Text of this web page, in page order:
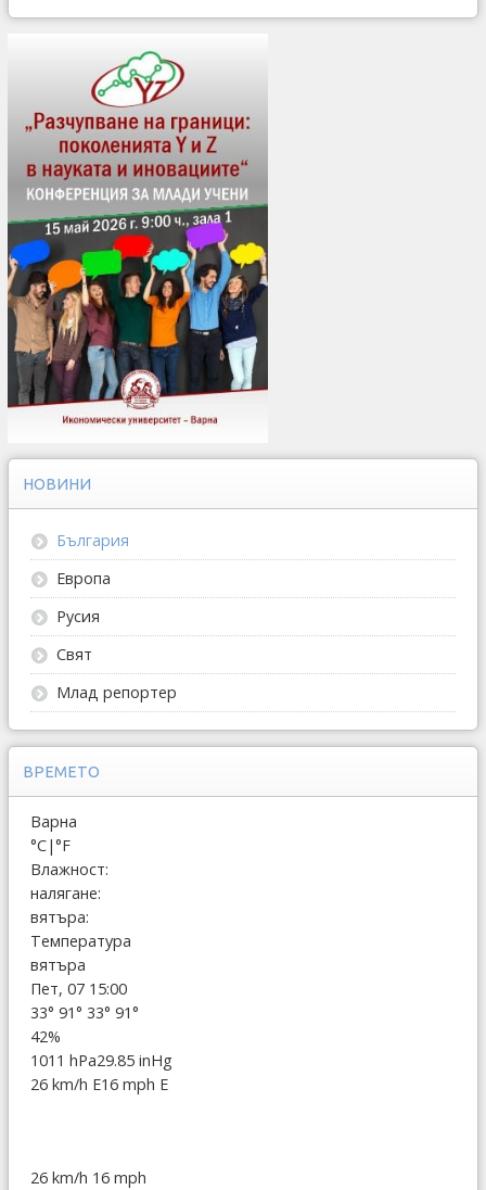
НОВИНИ
България
Европа
Русия
Свят
Млад репортер
ВРЕМЕТО
Варна
°C|°F
Влажност:
налягане:
вятъра:
Температура
вятъра
Пет, 07 15:00
33° 91° 33° 91°
42%
1011 hPa29.85 inHg
26 km/h E16 mph E
26 km/h 16 mph